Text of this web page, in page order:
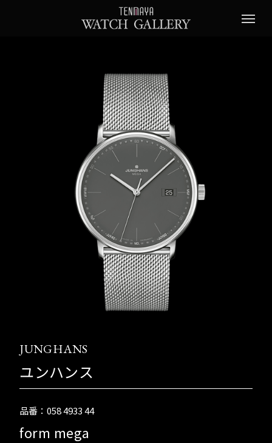
JUNGHANS
ユンハンス
品番：058 4933 44
form mega